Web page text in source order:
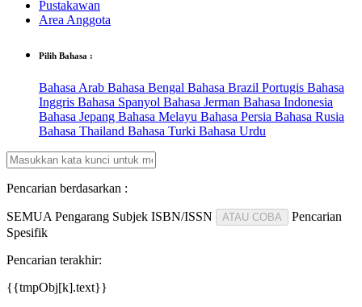
Pustakawan
Area Anggota
Pilih Bahasa :
Bahasa Arab Bahasa Bengal Bahasa Brazil Portugis Bahasa
Inggris Bahasa Spanyol Bahasa Jerman Bahasa Indonesia
Bahasa Jepang Bahasa Melayu Bahasa Persia Bahasa Rusia
Bahasa Thailand Bahasa Turki Bahasa Urdu
Pencarian berdasarkan :
SEMUA Pengarang Subjek ISBN/ISSN ATAU COBA
Pencarian
Spesifik
Pencarian terakhir:
{{tmpObj[k].text}}